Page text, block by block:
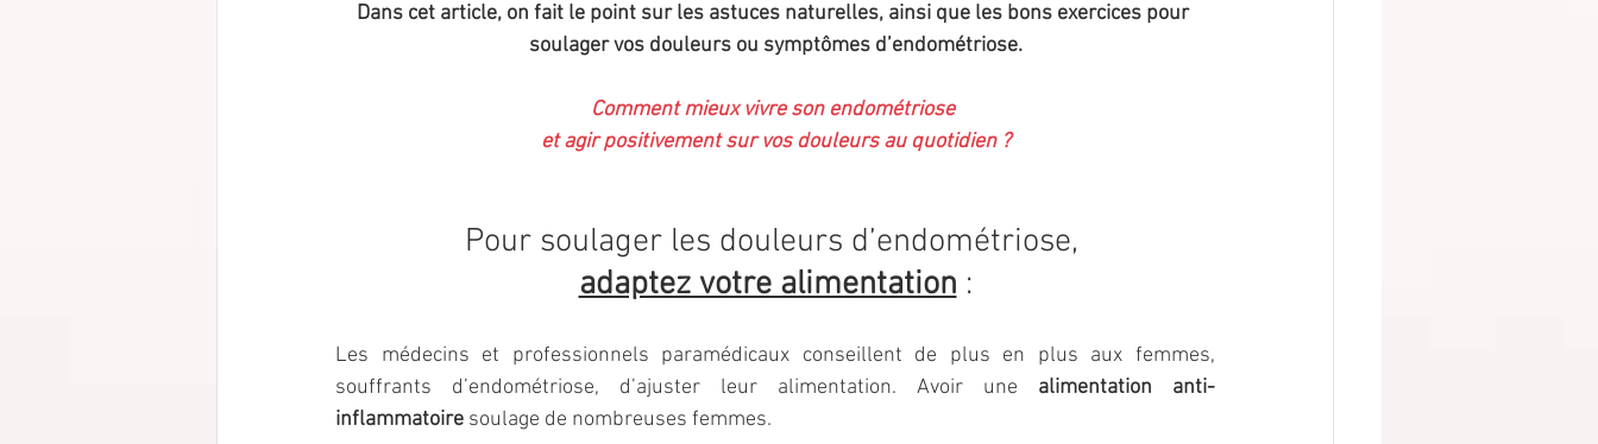
Dans cet article, on fait le point sur les astuces naturelles, ainsi que les bons exercices pour
soulager vos douleurs ou symptômes d’endométriose.
Comment mieux vivre son endométriose
et agir positivement sur vos douleurs au quotidien ?
Pour soulager les douleurs d’endométriose,
adaptez votre alimentation :
Les médecins et professionnels paramédicaux conseillent de plus en plus aux femmes,
souffrants d’endométriose, d’ajuster leur alimentation. Avoir une alimentation anti-
inflammatoire soulage de nombreuses femmes.